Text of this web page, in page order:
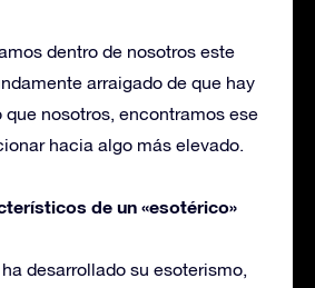
dentro de nosotros este
arraigado de que hay
que nosotros, encontramos ese
hacia algo más elevado.
de un «esotérico»
desarrollado su esoterismo,